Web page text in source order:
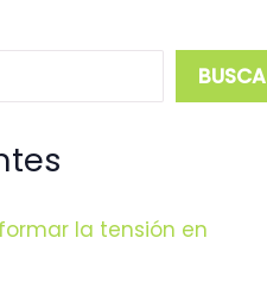
la tensión en